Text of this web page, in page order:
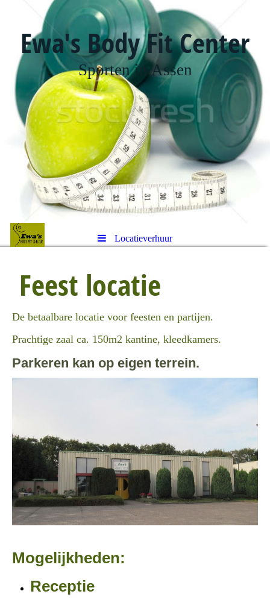
Ewa's Body Fit Center
Sporten in Assen
Locatieverhuur
Feest locatie
De betaalbare locatie voor feesten en partijen.
Prachtige zaal ca. 150m2 kantine, kleedkamers.
Parkeren kan op eigen terrein.
Mogelijkheden:
Receptie